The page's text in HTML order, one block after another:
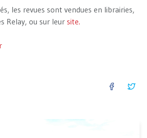
les revues sont vendues en librairies,
Relay, ou sur leur site.